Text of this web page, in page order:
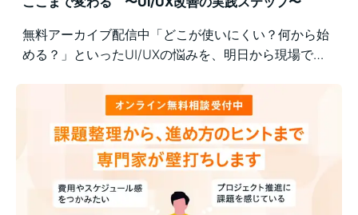
無料アーカイブ配信中「どこが使いにくい？何から始
める？」といったUI/UXの悩みを、明日から現場で実
の意識差に悩む方にもおすすめの実践型セミナーで